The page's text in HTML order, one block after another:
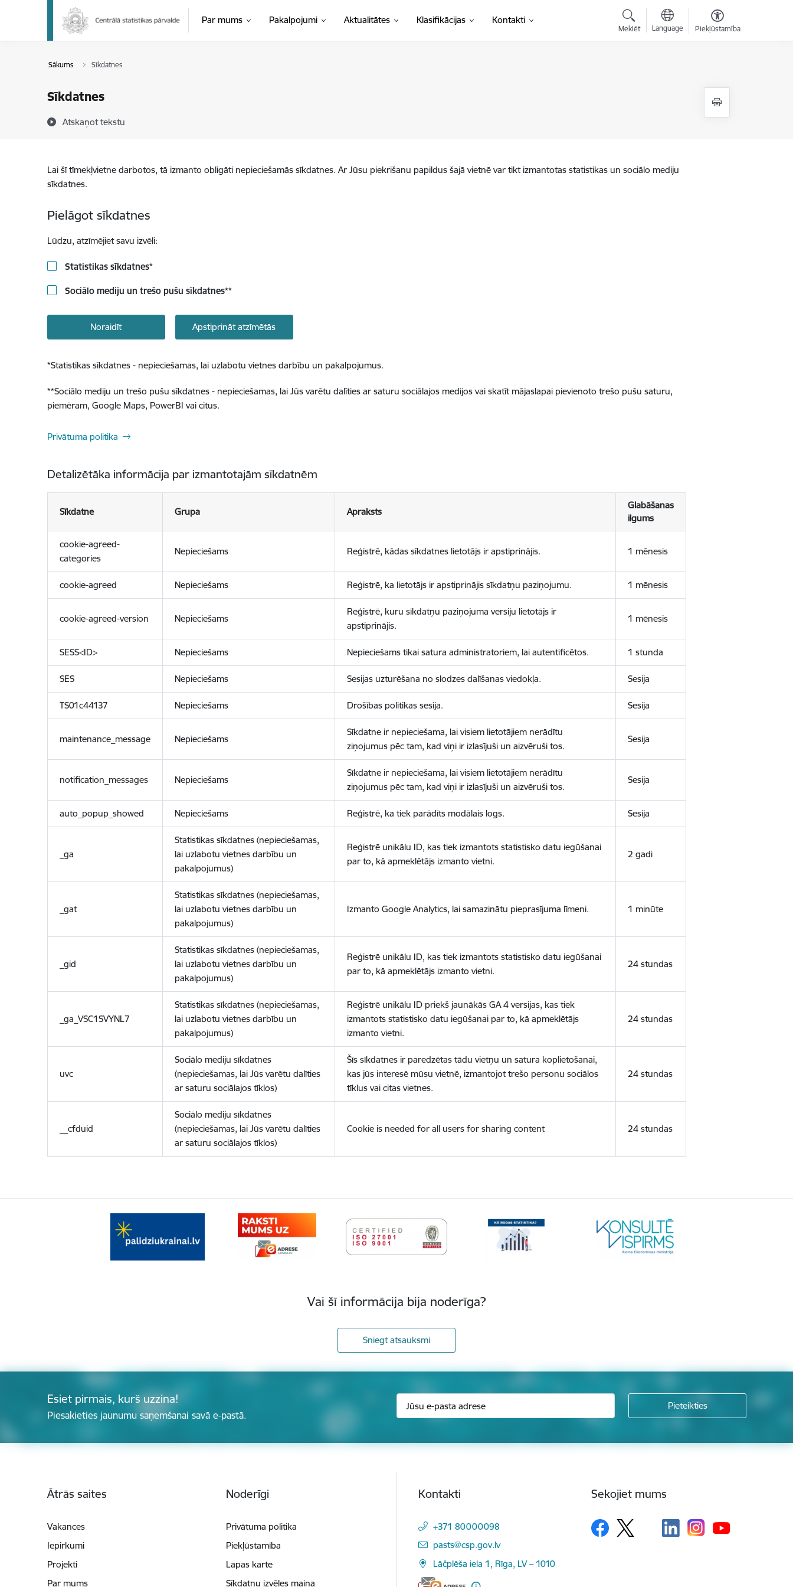
Pāriet uz lapas saturu
Par mums Pakalpojumi Aktualitātes Klasifikācijas(Ārējā saite)
Kontakti
Meklēt Language Piekļūstamība
Sākums Sīkdatnes
Sīkdatnes
Atskaņot tekstu
Lai šī tīmekļvietne darbotos, tā izmanto obligāti nepieciešamās sīkdatnes. Ar Jūsu piekrišanu papildus šajā vietnē var tikt izmantotas statistikas un sociālo mediju
sīkdatnes.
Pielāgot sīkdatnes
Lūdzu, atzīmējiet savu izvēli:
Statistikas sīkdatnes*
Sociālo mediju un trešo pušu sīkdatnes**
Noraidīt Apstiprināt atzīmētās
*Statistikas sīkdatnes - nepieciešamas, lai uzlabotu vietnes darbību un pakalpojumus.
**Sociālo mediju un trešo pušu sīkdatnes - nepieciešamas, lai Jūs varētu dalīties ar saturu sociālajos medijos vai skatīt mājaslapai pievienoto trešo pušu saturu,
piemēram, Google Maps, PowerBI vai citus.
Privātuma politika
Detalizētāka informācija par izmantotajām sīkdatnēm
Sīkdatne Grupa Apraksts
Glabāšanas
ilgums
cookie-agreed-
categories
Nepieciešams Reģistrē, kādas sīkdatnes lietotājs ir apstiprinājis. 1 mēnesis
cookie-agreed Nepieciešams Reģistrē, ka lietotājs ir apstiprinājis sīkdatņu paziņojumu. 1 mēnesis
cookie-agreed-version Nepieciešams
Reģistrē, kuru sīkdatņu paziņojuma versiju lietotājs ir
apstiprinājis.
1 mēnesis
SESS<ID> Nepieciešams Nepieciešams tikai satura administratoriem, lai autentificētos. 1 stunda
SES Nepieciešams Sesijas uzturēšana no slodzes dalīšanas viedokļa. Sesija
TS01c44137 Nepieciešams Drošības politikas sesija. Sesija
maintenance_message Nepieciešams
Sīkdatne ir nepieciešama, lai visiem lietotājiem nerādītu
ziņojumus pēc tam, kad viņi ir izlasījuši un aizvēruši tos.
Sesija
notification_messages Nepieciešams
Sīkdatne ir nepieciešama, lai visiem lietotājiem nerādītu
ziņojumus pēc tam, kad viņi ir izlasījuši un aizvēruši tos.
Sesija
auto_popup_showed Nepieciešams Reģistrē, ka tiek parādīts modālais logs. Sesija
_ga
Statistikas sīkdatnes (nepieciešamas,
lai uzlabotu vietnes darbību un
pakalpojumus)
Reģistrē unikālu ID, kas tiek izmantots statistisko datu iegūšanai
par to, kā apmeklētājs izmanto vietni.
2 gadi
_gat
Statistikas sīkdatnes (nepieciešamas,
lai uzlabotu vietnes darbību un
pakalpojumus)
Izmanto Google Analytics, lai samazinātu pieprasījuma līmeni. 1 minūte
_gid
Statistikas sīkdatnes (nepieciešamas,
lai uzlabotu vietnes darbību un
pakalpojumus)
Reģistrē unikālu ID, kas tiek izmantots statistisko datu iegūšanai
par to, kā apmeklētājs izmanto vietni.
24 stundas
_ga_VSC1SVYNL7
Statistikas sīkdatnes (nepieciešamas,
lai uzlabotu vietnes darbību un
pakalpojumus)
Reģistrē unikālu ID priekš jaunākās GA 4 versijas, kas tiek
izmantots statistisko datu iegūšanai par to, kā apmeklētājs
izmanto vietni.
24 stundas
uvc
Sociālo mediju sīkdatnes
(nepieciešamas, lai Jūs varētu dalīties
ar saturu sociālajos tīklos)
Šīs sīkdatnes ir paredzētas tādu vietņu un satura koplietošanai,
kas jūs interesē mūsu vietnē, izmantojot trešo personu sociālos
tīklus vai citas vietnes.
24 stundas
__cfduid
Sociālo mediju sīkdatnes
(nepieciešamas, lai Jūs varētu dalīties
ar saturu sociālajos tīklos)
Cookie is needed for all users for sharing content 24 stundas
Vai šī informācija bija noderīga?
Sniegt atsauksmi
Esiet pirmais, kurš uzzina!
Piesakieties jaunumu saņemšanai savā e-pastā.
Ātrās saites
Vakances
Iepirkumi
Projekti
Par mums
Noderīgi
Privātuma politika
Piekļūstamība
Lapas karte
Sīkdatņu izvēles maiņa
Kontakti
+371 80000098
E-pasts:
pasts@csp.gov.lv
Lāčplēša iela 1, Rīga, LV – 1010
Sekojiet mums